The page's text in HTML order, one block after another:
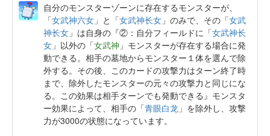
自分のモンスターゾーンに存在するモンスターが、
「女武神六女 」と「女武神长女 」のみで、その「女武
神长女 」は自身の『②：自分フィールドに「女武神长
女 」以外の「女武神 」モンスターが存在する場合に発
動できる。相手の墓地からモンスター１体を選んで除
外する。その後、このカードの攻撃力はターン終了時
まで、除外したモンスターの元々の攻撃力と同じにな
る。この効果は相手ターンでも発動できる』モンスタ
ー効果によって、相手の「青眼白龙 」を除外し、攻撃
力が3000の状態になっています。